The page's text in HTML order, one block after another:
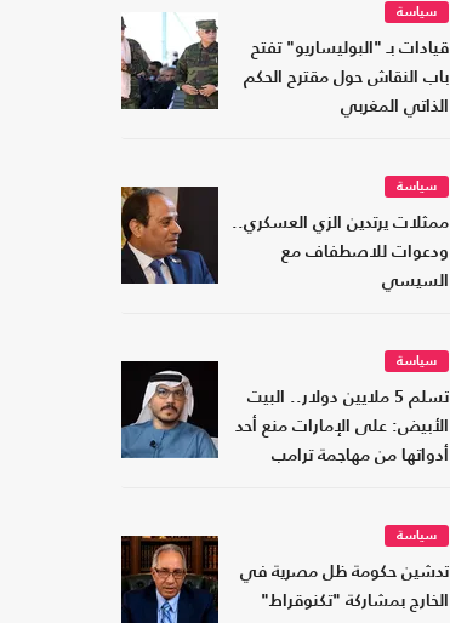
سياسة
قيادات بـ "البوليساريو" تفتح
باب النقاش حول مقترح الحكم
الذاتي المغربي
سياسة
ممثلات يرتدين الزي العسكري..
ودعوات للاصطفاف مع
السيسي
سياسة
تسلم 5 ملايين دولار.. البيت
الأبيض: على الإمارات منع أحد
أدواتها من مهاجمة ترامب
سياسة
تدشين حكومة ظل مصرية في
الخارج بمشاركة "تكنوقراط"